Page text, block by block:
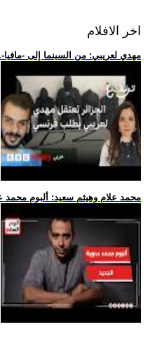
اخر الافلام
.. مهدي لعريبي: من السينما إلى -
.. محمد علام وهيثم سعيد: ألبوم محمد